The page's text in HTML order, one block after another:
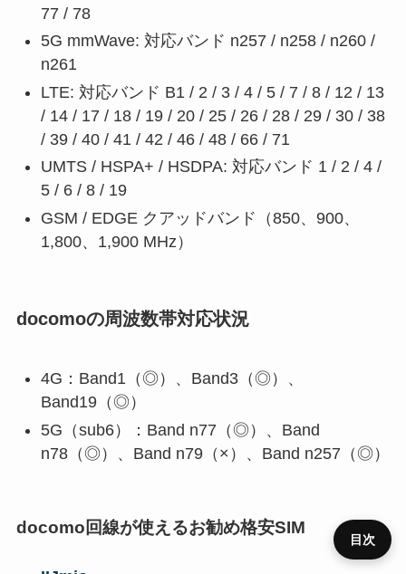
77 / 78
5G mmWave: 対応バンド n257 / n258 / n260 /
n261
LTE: 対応バンド B1 / 2 / 3 / 4 / 5 / 7 / 8 / 12 / 13
/ 14 / 17 / 18 / 19 / 20 / 25 / 26 / 28 / 29 / 30 / 38
/ 39 / 40 / 41 / 42 / 46 / 48 / 66 / 71
UMTS / HSPA+ / HSDPA: 対応バンド 1 / 2 / 4 /
5 / 6 / 8 / 19
GSM / EDGE クアッドバンド（850、900、
1,800、1,900 MHz）
docomoの周波数帯対応状況
4G：Band1（◎）、Band3（◎）、
Band19（◎）
5G（sub6）：Band n77（◎）、Band
n78（◎）、Band n79（×）、Band n257（◎）
docomo回線が使えるお勧め格安SIM
目次